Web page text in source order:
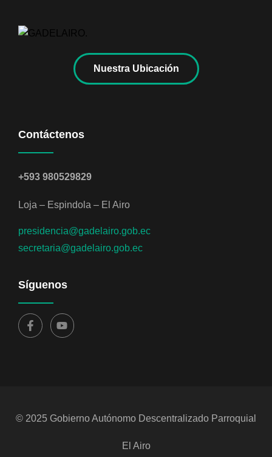
Nuestra Ubicación
Contáctenos
+593 980529829
Loja – Espindola – El Airo
presidencia@gadelairo.gob.ec
secretaria@gadelairo.gob.ec
Síguenos
© 2025 Gobierno Autónomo Descentralizado Parroquial
El Airo